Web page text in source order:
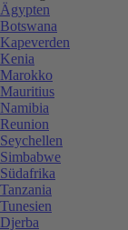
Ägypten
Botswana
Kapeverden
Kenia
Marokko
Mauritius
Namibia
Reunion
Seychellen
Simbabwe
Südafrika
Tanzania
Tunesien
Djerba